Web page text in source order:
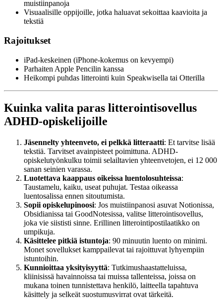
muistiinpanoja
Visuaalisille oppijoille, jotka haluavat sekoittaa kaavioita ja
tekstiä
Rajoitukset
iPad-keskeinen (iPhone-kokemus on kevyempi)
Parhaiten Apple Pencilin kanssa
Heikompi puhdas litterointi kuin Speakwisella tai Otterilla
Kuinka valita paras litterointisovellus
ADHD-opiskelijoille
Jäsennelty yhteenveto, ei pelkkä litteraatti: Et tarvitse lisää
tekstiä. Tarvitset avainpisteet poimittuna. ADHD-
opiskelutyönkulku toimii selailtavien yhteenvetojen, ei 12 000
sanan seinien varassa.
Luotettava kaappaus oikeissa luentolosuhteissa:
Taustamelu, kaiku, useat puhujat. Testaa oikeassa
luentosalissa ennen sitoutumista.
Sopii opiskelupinoosi: Jos muistiinpanosi asuvat Notionissa,
Obsidianissa tai GoodNotesissa, valitse litterointisovellus,
joka vie siististi sinne. Erillinen litterointipostilaatikko on
umpikuja.
Käsittelee pitkiä istuntoja: 90 minuutin luento on minimi.
Monet sovellukset kamppailevat tai rajoittuvat lyhyempiin
istuntoihin.
Kunnioittaa yksityisyyttä: Tutkimushaastatteluissa,
kliinisissä havainnoissa tai muissa tallenteissa, joissa on
mukana toinen tunnistettava henkilö, laitteella tapahtuva
käsittely ja selkeät suostumusvirrat ovat tärkeitä.